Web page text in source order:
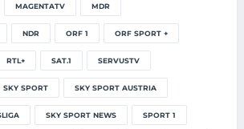
MAGENTATV MDR
NDR ORF 1 ORF SPORT +
RTL+ SAT.1 SERVUSTV
SKY SPORT SKY SPORT AUSTRIA
SKY SPORT NEWS SPORT 1